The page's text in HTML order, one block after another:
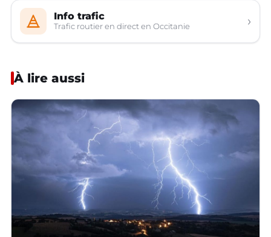
Info trafic
Trafic routier en direct en Occitanie ›
À lire aussi